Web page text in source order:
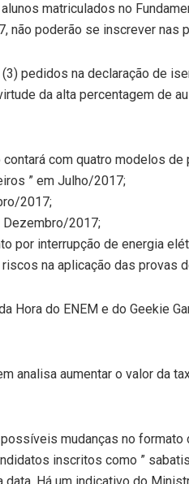
matriculados no
não poderão se inscrever nas
pedidos na declaração de
da alta percentagem de
com quatro modelos
” em Julho/2017;
2017;
Dezembro/2017;
por interrupção de energia
na aplicação das provas
Hora do ENEM e do Geekie
analisa aumentar o valor da
mudanças no
inscritos como ”